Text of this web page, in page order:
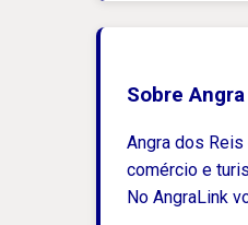
Sobre
Angra dos
comércio e
No AngraLink